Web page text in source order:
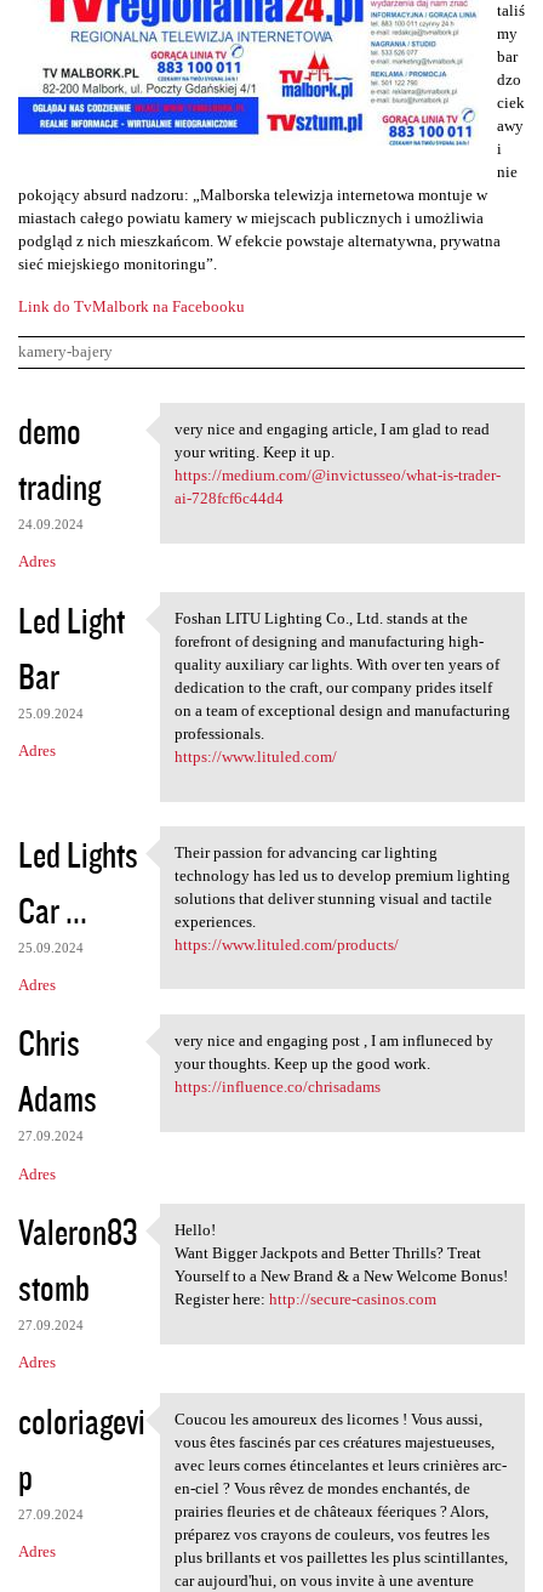
taliś
my
bar
dzo
ciek
awy
i
nie
pokojący absurd nadzoru: „Malborska telewizja internetowa montuje w
miastach całego powiatu kamery w miejscach publicznych i umożliwia
podgląd z nich mieszkańcom. W efekcie powstaje alternatywna, prywatna
sieć miejskiego monitoringu”.
Link do TvMalbork na Facebooku
kamery-bajery
K
o
m
e
n
a
r
z
e
demo
trading
24.09.2024
Adres
very nice and engaging
very nice and engaging article, I am glad to read
your writing. Keep it up.
https://medium.com/@invictusseo/what-is-trader-
ai-728fcf6c44d4
Led Light
Bar
25.09.2024
Adres
Foshan LITU Lighting Co., Ltd
Foshan LITU Lighting Co., Ltd. stands at the
forefront of designing and manufacturing high-
quality auxiliary car lights. With over ten years of
dedication to the craft, our company prides itself
on a team of exceptional design and manufacturing
professionals.
https://www.lituled.com/
Led Lights
Car ...
25.09.2024
Adres
Their passion for advancing
Their passion for advancing car lighting
technology has led us to develop premium lighting
solutions that deliver stunning visual and tactile
experiences.
https://www.lituled.com/products/
Chris
Adams
27.09.2024
Adres
very nice and engaging post ,
very nice and engaging post , I am influneced by
your thoughts. Keep up the good work.
https://influence.co/chrisadams
Valeron83
stomb
27.09.2024
Adres
Hello!
Hello!
Want Bigger Jackpots and Better Thrills? Treat
Yourself to a New Brand & a New Welcome Bonus!
Register here: http://secure-casinos.com
coloriagevi
p
27.09.2024
Adres
Coucou les amoureux des
Coucou les amoureux des licornes ! Vous aussi,
vous êtes fascinés par ces créatures majestueuses,
avec leurs cornes étincelantes et leurs crinières arc-
en-ciel ? Vous rêvez de mondes enchantés, de
prairies fleuries et de châteaux féeriques ? Alors,
préparez vos crayons de couleurs, vos feutres les
plus brillants et vos paillettes les plus scintillantes,
car aujourd'hui, on vous invite à une aventure